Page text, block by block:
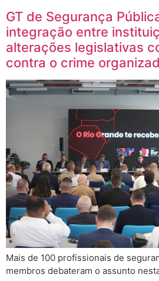
GT de Segurança
integração entre
alterações legislativas
contra o crime
Mais de 100 profissionais de
membros debateram o assunto